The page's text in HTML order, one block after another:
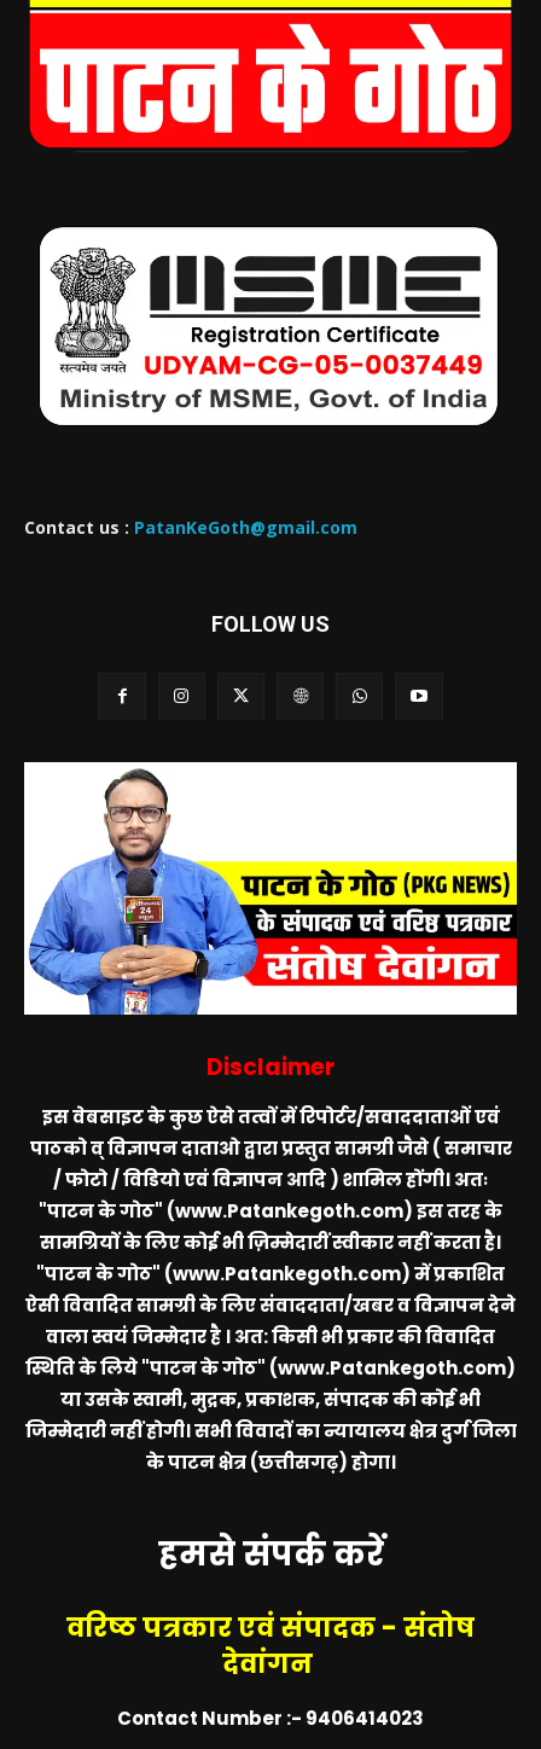
Contact us : PatanKeGoth@gmail.com
FOLLOW US
Disclaimer
इस वेबसाइट के कुछ ऐसे तत्वों में रिपोर्टर/सवाददाताओं एवं
पाठको व् विज्ञापन दाताओ द्वारा प्रस्तुत सामग्री जैसे ( समाचार
/ फोटो / विडियो एवं विज्ञापन आदि ) शामिल होंगी। अतः
"पाटन के गोठ" (www.Patankegoth.com)इस तरह के
सामग्रियों के लिए कोई भी ज़िम्मेदारीं स्वीकार नहीं करता है।
"पाटन के गोठ" (www.Patankegoth.com)में प्रकाशित
ऐसी विवादित सामग्री के लिए संवाददाता/खबर व विज्ञापन देने
वाला स्वयं जिम्मेदार है । अत: किसी भी प्रकार की विवादित
स्थिति के लिये"पाटन के गोठ" (www.Patankegoth.com)
या उसके स्वामी, मुद्रक, प्रकाशक, संपादक की कोई भी
जिम्मेदारी नहीं होगी। सभी विवादों का न्यायालय क्षेत्र दुर्ग जिला
के पाटन क्षेत्र (छत्तीसगढ़) होगा।
हमसे संपर्क करें
वरिष्ठ पत्रकार एवं संपादक - संतोष
देवांगन
Contact Number :- 9406414023